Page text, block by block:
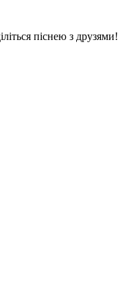
піснею з друзями!